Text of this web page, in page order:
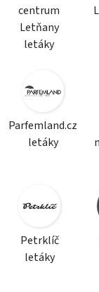
centrum
Letňany
letáky
Parfemland.cz
letáky
Petrklíč
letáky